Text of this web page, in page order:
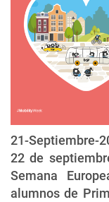
21-Septiembre-
22 de
Semana
alumnos de